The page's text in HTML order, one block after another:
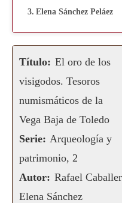
Elena Sánchez Peláez
Título: El oro de los
visigodos. Tesoros
numismáticos de la
Vega Baja de Toledo
Serie: Arqueología y
patrimonio, 2
Autor: Rafael
Elena Sánchez